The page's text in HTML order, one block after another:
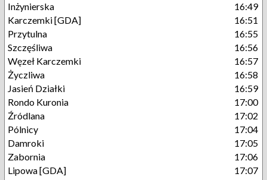
Inżynierska
16:49
Karczemki [GDA]
16:51
Przytulna
16:55
Szczęśliwa
16:56
Węzeł Karczemki
16:57
Życzliwa
16:58
Jasień Działki
16:59
Rondo Kuronia
17:00
Źródlana
17:02
Pólnicy
17:04
Damroki
17:05
Zabornia
17:06
Lipowa [GDA]
17:07